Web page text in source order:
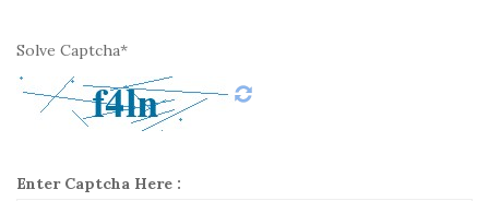
Solve Captcha*
Enter Captcha Here :